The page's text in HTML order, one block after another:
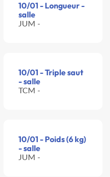
10/01 - Longueur -
salle
JUM -
10/01 - Triple saut
- salle
TCM -
10/01 - Poids (6 kg)
- salle
JUM -